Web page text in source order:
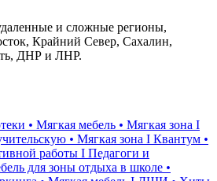
и сложные регионы,
Крайний Север, Сахалин,
ДНР и ЛНР.
• Мягкая мебель • Мягкая зона I
• Мягкая зона I Квантум •
работы I Педагоги и
для зоны отдыха в школе •